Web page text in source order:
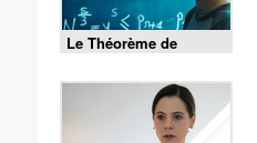
Le Théorème de
Marguerite